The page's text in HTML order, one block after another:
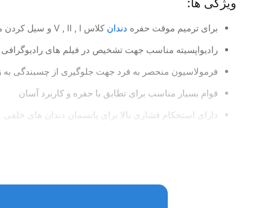
ویژگی ها:
برای ترمیم موقت حفره دندان کلاس V , II , I و سیل کردن موقت تاجی در اندودونتیکس
رادیواپسیته مناسب جهت تشخیص در فیلم های رادیوگرافی
فرمولاسیون منحصر به فرد جهت جلوگیری از چسبندگی به
قوام بسیار مناسب برای تطابق با حفره و کاربرد آسان
دارای استحکام فشاری بالا برای پانسمان دندان های خلفی